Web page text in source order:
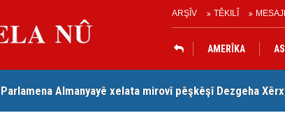
ARŞÎV TÊKILÎ
AMERÎKA
Parlamena Almanyayê xelata mirovî pêşkêşî Dezgeha
Dezga Giştî ya Deverên di Derveyê Kurdistanê de gotinên